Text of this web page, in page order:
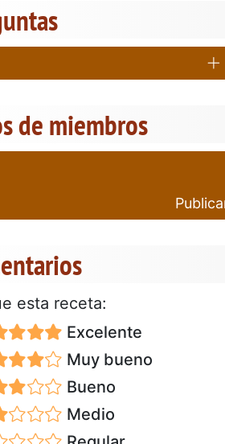
de miembros
esta receta:
Excelente
Muy bueno
Bueno
Medio